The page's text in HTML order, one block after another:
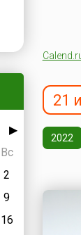
▶
Вс
2
9
16
21
2022